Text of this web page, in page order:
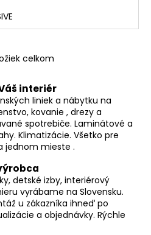
O
l
á
d
a
c
e
p
r
v
celkom
interiér
liniek a nábytku na
kovanie , drezy a
spotrebiče. Laminátové a
Klimatizácie. Všetko pre
jednom mieste .
detské izby, interiérový
vyrábame na Slovensku.
u zákazníka ihneď po
a objednávky. Rýchle